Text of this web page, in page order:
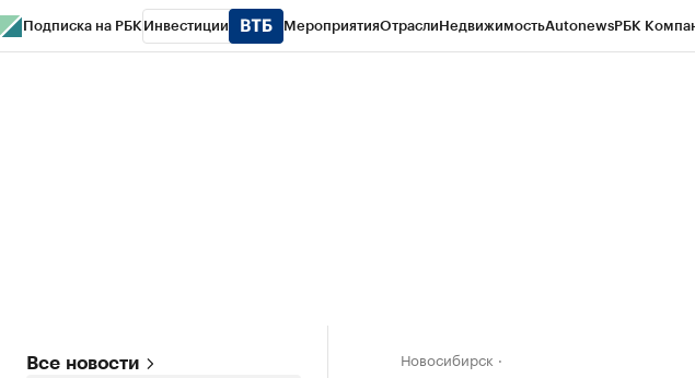
Подписка на РБК Инвестиции МероприятияОтраслиНедвижимостьAutonewsРБК
Все новости Новосибирск